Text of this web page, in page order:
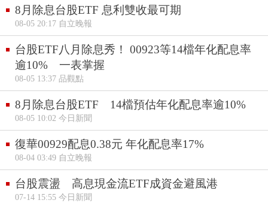
8月除息台股ETF 息利雙收最可期
08-05 20:17 自立晚報
台股ETF八月除息秀！ 00923等14檔年化配息率
逾10% 一表掌握
08-05 13:37 品觀點
8月除息台股ETF 14檔預估年化配息率逾10%
08-05 10:02 今日新聞
復華00929配息0.38元 年化配息率17%
08-04 03:49 自立晚報
台股震盪 高息現金流ETF成資金避風港
07-14 15:55 今日新聞